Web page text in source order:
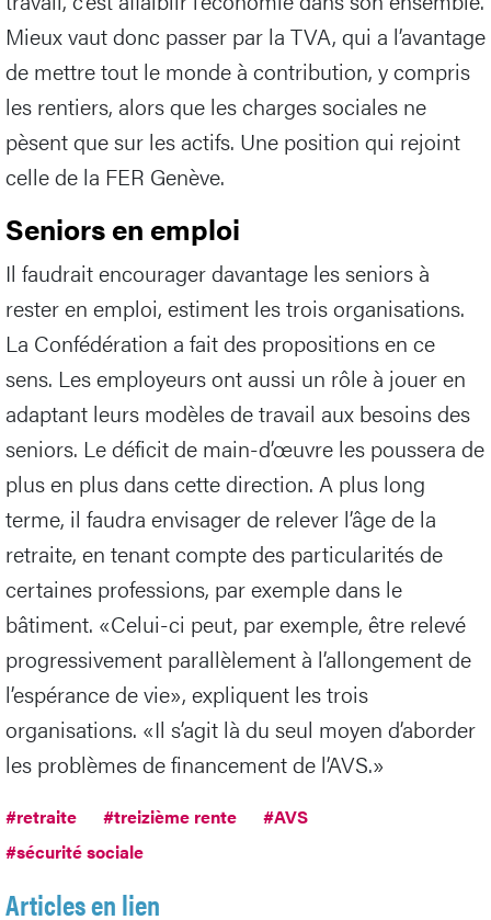
Mieux vaut donc passer par la TVA, qui a l’avantage
de mettre tout le monde à contribution, y compris
les rentiers, alors que les charges sociales ne
pèsent que sur les actifs. Une position qui rejoint
celle de la FER Genève.
Seniors en emploi
Il faudrait encourager davantage les seniors à
rester en emploi, estiment les trois organisations.
La Confédération a fait des propositions en ce
sens. Les employeurs ont aussi un rôle à jouer en
adaptant leurs modèles de travail aux besoins des
seniors. Le déficit de main-d’œuvre les poussera de
plus en plus dans cette direction. A plus long
terme, il faudra envisager de relever l’âge de la
retraite, en tenant compte des particularités de
certaines professions, par exemple dans le
bâtiment. «Celui-ci peut, par exemple, être relevé
progressivement parallèlement à l’allongement de
l’espérance de vie», expliquent les trois
organisations. «Il s’agit là du seul moyen d’aborder
les problèmes de financement de l’AVS.»
#retraite #treizième rente
#AVS
#sécurité sociale
Articles en lien